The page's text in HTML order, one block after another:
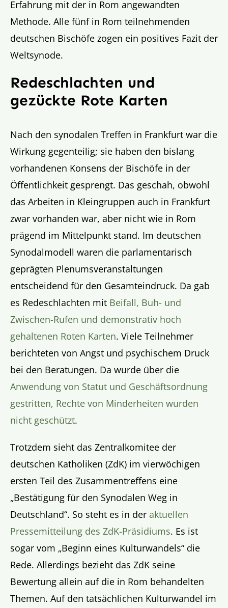
Erfahrung mit der in Rom angewandten
Methode. Alle fünf in Rom teilnehmenden
deutschen Bischöfe zogen ein positives Fazit der
Weltsynode.
Redeschlachten und
gezückte Rote Karten
Nach den synodalen Treffen in Frankfurt war die
Wirkung gegenteilig; sie haben den bislang
vorhandenen Konsens der Bischöfe in der
Öffentlichkeit gesprengt. Das geschah, obwohl
das Arbeiten in Kleingruppen auch in Frankfurt
zwar vorhanden war, aber nicht wie in Rom
prägend im Mittelpunkt stand. Im deutschen
Synodalmodell waren die parlamentarisch
geprägten Plenumsveranstaltungen
entscheidend für den Gesamteindruck. Da gab
es Redeschlachten mit Beifall, Buh- und
Zwischen-Rufen und demonstrativ hoch
gehaltenen Roten Karten. Viele Teilnehmer
berichteten von Angst und psychischem Druck
bei den Beratungen. Da wurde über die
Anwendung von Statut und Geschäftsordnung
gestritten, Rechte von Minderheiten wurden
nicht geschützt.
Trotzdem sieht das Zentralkomitee der
deutschen Katholiken (ZdK) im vierwöchigen
ersten Teil des Zusammentreffens eine
„Bestätigung für den Synodalen Weg in
Deutschland“. So steht es in der aktuellen
Pressemitteilung des ZdK-Präsidiums. Es ist
sogar vom „Beginn eines Kulturwandels“ die
Rede. Allerdings bezieht das ZdK seine
Bewertung allein auf die in Rom behandelten
Themen. Auf den tatsächlichen Kulturwandel im